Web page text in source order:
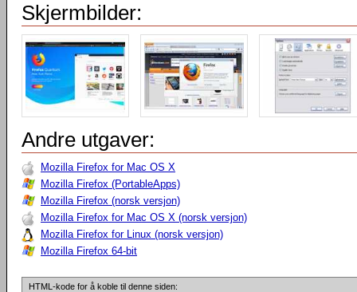
Skjermbilder:
Andre utgaver:
Mozilla Firefox for Mac OS X
Mozilla Firefox (PortableApps)
Mozilla Firefox (norsk versjon)
Mozilla Firefox for Mac OS X (norsk versjon)
Mozilla Firefox for Linux (norsk versjon)
Mozilla Firefox 64-bit
HTML-kode for å koble til denne siden: